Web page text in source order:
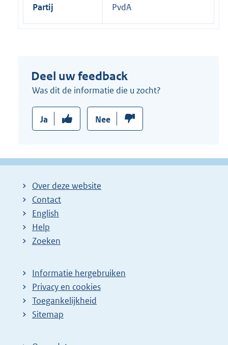
Partij PvdA
Deel uw feedback
Was dit de informatie die u zocht?
Ja Nee
Over deze website
Contact
English
Help
Zoeken
Informatie hergebruiken
Privacy en cookies
Toegankelijkheid
Sitemap